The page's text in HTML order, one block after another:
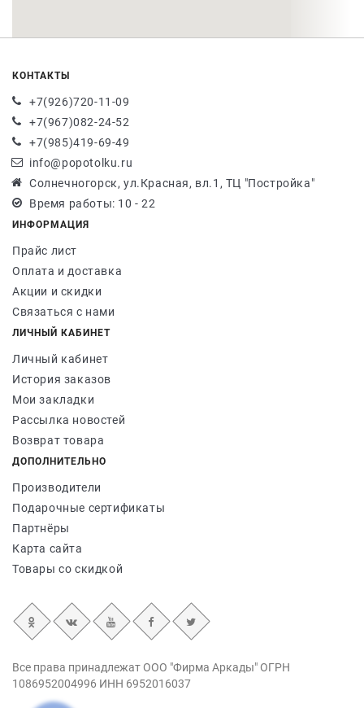
КОНТАКТЫ
+7(926)720-11-09
+7(967)082-24-52
+7(985)419-69-49
info@popotolku.ru
Солнечногорск, ул.Красная, вл.1, ТЦ "Постройка"
Время работы: 10 - 22
ИНФОРМАЦИЯ
Прайс лист
Оплата и доставка
Акции и скидки
Связаться с нами
ЛИЧНЫЙ КАБИНЕТ
Личный кабинет
История заказов
Мои закладки
Рассылка новостей
Возврат товара
ДОПОЛНИТЕЛЬНО
Производители
Подарочные сертификаты
Партнёры
Карта сайта
Товары со скидкой
Все права принадлежат ООО "Фирма Аркады" ОГРН
1086952004996 ИНН 6952016037